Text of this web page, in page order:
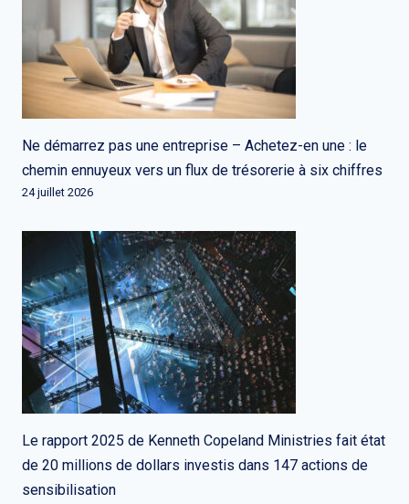
Ne démarrez pas une entreprise – Achetez-en une : le
chemin ennuyeux vers un flux de trésorerie à six chiffres
24 juillet 2026
Le rapport 2025 de Kenneth Copeland Ministries fait état
de 20 millions de dollars investis dans 147 actions de
sensibilisation